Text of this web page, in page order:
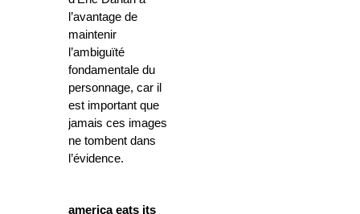
l’avantage de
maintenir
l’ambiguïté
fondamentale du
personnage, car il
est important que
jamais ces images
ne tombent dans
l’évidence.
america eats its